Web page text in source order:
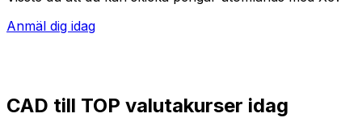
Anmäl dig idag
CAD till TOP valutakurser idag